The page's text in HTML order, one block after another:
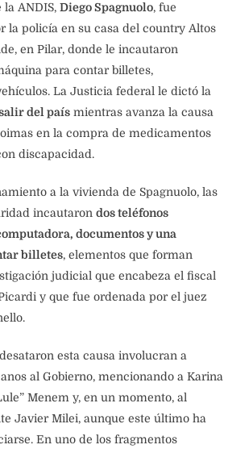
ANDIS, Diego Spagnuolo, fue
la policía en su casa del country Altos
en Pilar, donde le incautaron
para contar billetes,
La Justicia federal le dictó la
del país mientras avanza la causa
en la compra de medicamentos
discapacidad.
a la vivienda de Spagnuolo, las
incautaron dos teléfonos
documentos y una
billetes, elementos que forman
judicial que encabeza el fiscal
y que fue ordenada por el juez
esta causa involucran a
al Gobierno, mencionando a Karina
Menem y, en un momento, al
Javier Milei, aunque este último ha
En uno de los fragmentos